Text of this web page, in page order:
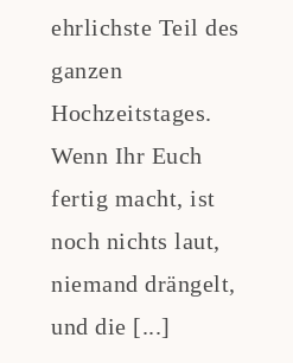
ehrlichste Teil des
ganzen
Hochzeitstages.
Wenn Ihr Euch
fertig macht, ist
noch nichts laut,
niemand drängelt,
und die [...]